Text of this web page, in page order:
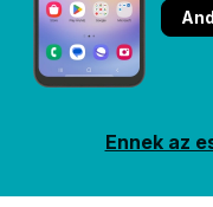
Ennek az